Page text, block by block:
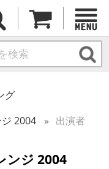
グ
2004
出演者
ンジ 2004